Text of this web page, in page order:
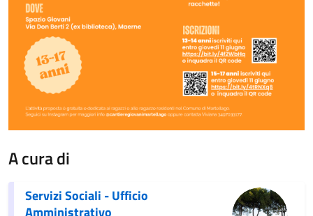
A cura di
Servizi Sociali - Ufficio
Amministrativo